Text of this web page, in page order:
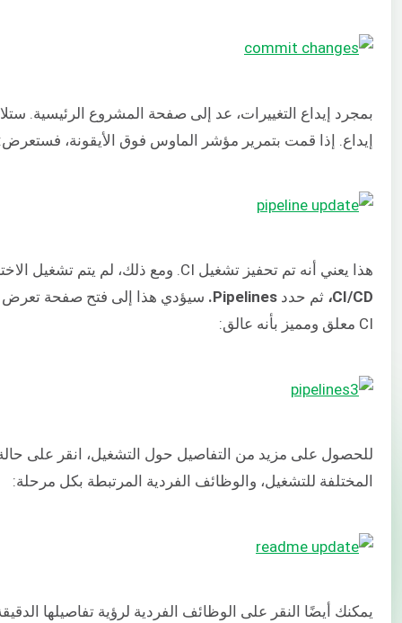
بمجرد إيداع التغييرات، عد إلى صفحة المشروع الرئيسية.
إيداع. إذا قمت بتمرير مؤشر الماوس فوق الأيقونة،
هذا يعني أنه تم تحفيز تشغيل CI. ومع ذلك، لم يتم تشغيل الاختبارات بعد. في قائمة التنقل على اليسار، انقر على
CI/CD، ثم حدد Pipelines. سيؤدي هذا إلى فتح صفحة تعرض
CI معلق ومميز بأنه عالق:
للحصول على مزيد من التفاصيل حول التشغيل، انقر على
المختلفة للتشغيل، والوظائف الفردية المرتبطة بكل مرحلة:
يمكنك أيضًا النقر على الوظائف الفردية لرؤية تفاصيلها